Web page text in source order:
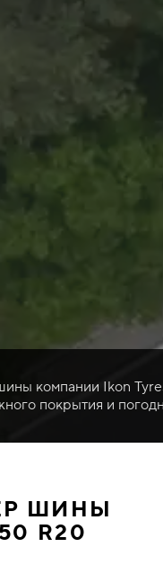
компании Ikon
покрытия и
ШИНЫ
R20